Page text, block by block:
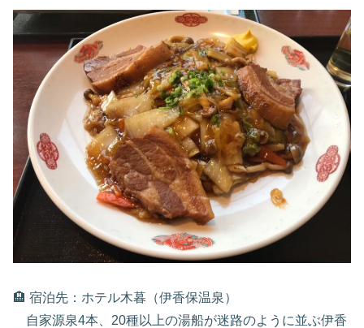
🏨 宿泊先：ホテル木暮（伊香保温泉）
自家源泉4本、20種以上の湯船が迷路のように並ぶ伊香